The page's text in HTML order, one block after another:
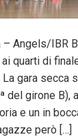
Angels/IBR
quarti di
gara secca
del girone B),
e un in
però […]